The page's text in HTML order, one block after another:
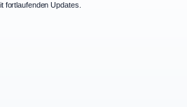
fortlaufenden Updates.